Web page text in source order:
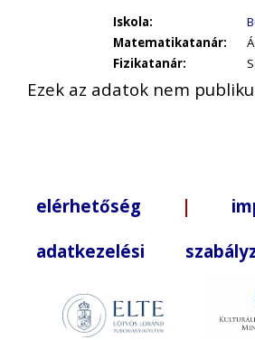
Iskola:
Matematikatanár:
Fizikatanár:
Ezek az adatok nem
elérhetőség |
adatkezelési